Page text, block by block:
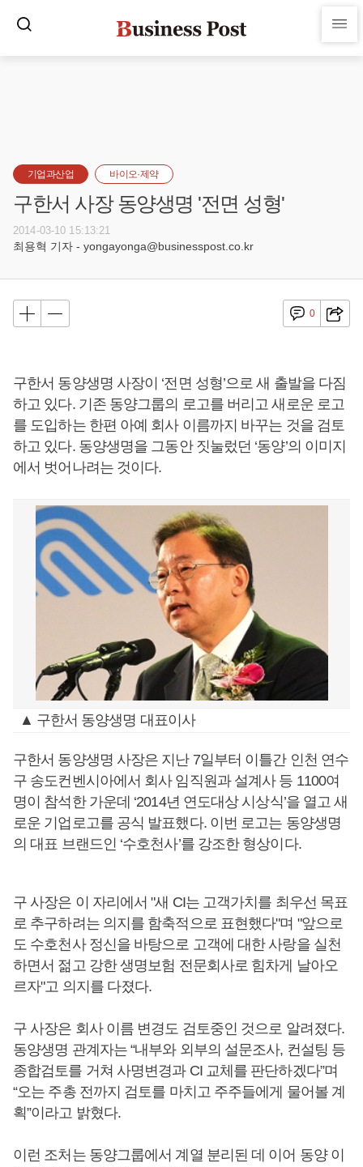
기업과산업 바이오·제약
구한서 사장 동양생명 '전면 성형'
2014-03-10 15:13:21
최용혁 기자 - yongayonga@businesspost.co.kr
0
구한서 동양생명 사장이 ‘전면 성형’으로 새 출발을 다짐
하고 있다. 기존 동양그룹의 로고를 버리고 새로운 로고
를 도입하는 한편 아예 회사 이름까지 바꾸는 것을 검토
하고 있다. 동양생명을 그동안 짓눌렀던 ‘동양’의 이미지
에서 벗어나려는 것이다.
▲ 구한서 동양생명 대표이사
구한서 동양생명 사장은 지난 7일부터 이틀간 인천 연수
구 송도컨벤시아에서 회사 임직원과 설계사 등 1100여
명이 참석한 가운데 ‘2014년 연도대상 시상식’을 열고 새
로운 기업로고를 공식 발표했다. 이번 로고는 동양생명
의 대표 브랜드인 ‘수호천사’를 강조한 형상이다.
구 사장은 이 자리에서 "새 CI는 고객가치를 최우선 목표
로 추구하려는 의지를 함축적으로 표현했다"며 "앞으로
도 수호천사 정신을 바탕으로 고객에 대한 사랑을 실천
하면서 젊고 강한 생명보험 전문회사로 힘차게 날아오
르자"고 의지를 다졌다.
구 사장은 회사 이름 변경도 검토중인 것으로 알려졌다.
동양생명 관계자는 “내부와 외부의 설문조사, 컨설팅 등
종합검토를 거쳐 사명변경과 CI 교체를 판단하겠다”며
“오는 주총 전까지 검토를 마치고 주주들에게 물어볼 계
획”이라고 밝혔다.
이런 조처는 동양그룹에서 계열 분리된 데 이어 동양 이